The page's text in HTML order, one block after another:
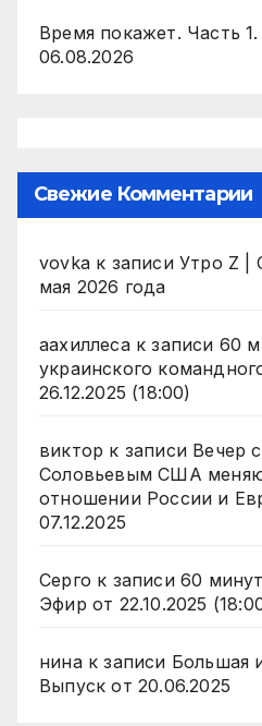
Время покажет. Часть
06.08.2026
Свежие Комментарии
vovka к записи Утро Z |
мая 2026 года
аахиллесак записи 60
украинского
26.12.2025 (18:00)
виктор к записи Вечер
Соловьевым США
отношении России и
07.12.2025
Серго к записи 60
Эфир от 22.10.2025
нинак записи Большая
Выпуск от 20.06.2025